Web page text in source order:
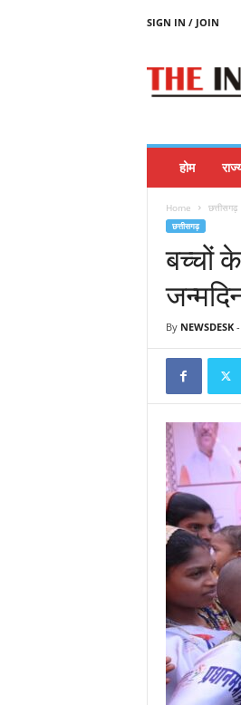
SIGN IN / JOIN
होम
Home छत्तीसगढ़
छत्तीसगढ़
बच्चों
By NEWSDESK-